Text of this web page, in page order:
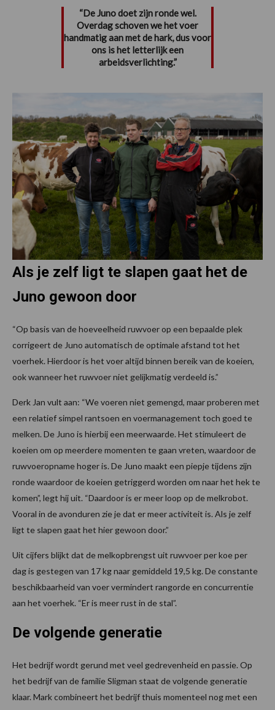
“De Juno doet zijn ronde wel.
Overdag schoven we het voer
handmatig aan met de hark, dus voor
ons is het letterlijk een
arbeidsverlichting.”
Als je zelf ligt te slapen gaat het de
Juno gewoon door
“Op basis van de hoeveelheid ruwvoer op een bepaalde plek
corrigeert de Juno automatisch de optimale afstand tot het
voerhek. Hierdoor is het voer altijd binnen bereik van de koeien,
ook wanneer het ruwvoer niet gelijkmatig verdeeld is.”
Derk Jan vult aan: “We voeren niet gemengd, maar proberen met
een relatief simpel rantsoen en voermanagement toch goed te
melken. De Juno is hierbij een meerwaarde. Het stimuleert de
koeien om op meerdere momenten te gaan vreten, waardoor de
ruwvoeropname hoger is. De Juno maakt een piepje tijdens zijn
ronde waardoor de koeien getriggerd worden om naar het hek te
komen”, legt hij uit. “Daardoor is er meer loop op de melkrobot.
Vooral in de avonduren zie je dat er meer activiteit is. Als je zelf
ligt te slapen gaat het hier gewoon door.”
Uit cijfers blijkt dat de melkopbrengst uit ruwvoer per koe per
dag is gestegen van 17 kg naar gemiddeld 19,5 kg. De constante
beschikbaarheid van voer vermindert rangorde en concurrentie
aan het voerhek. “Er is meer rust in de stal”.
De volgende generatie
Het bedrijf wordt gerund met veel gedrevenheid en passie. Op
het bedrijf van de familie Sligman staat de volgende generatie
klaar. Mark combineert het bedrijf thuis momenteel nog met een